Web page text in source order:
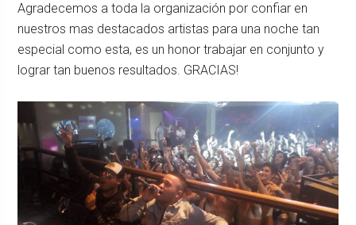
Agradecemos a toda la organización por confiar en
nuestros mas destacados artistas para una noche tan
especial como esta, es un honor trabajar en conjunto y
lograr tan buenos resultados. GRACIAS!